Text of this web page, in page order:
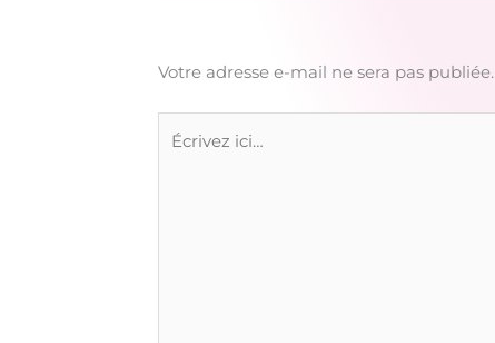
Votre adresse e-mail ne sera pas publiée.